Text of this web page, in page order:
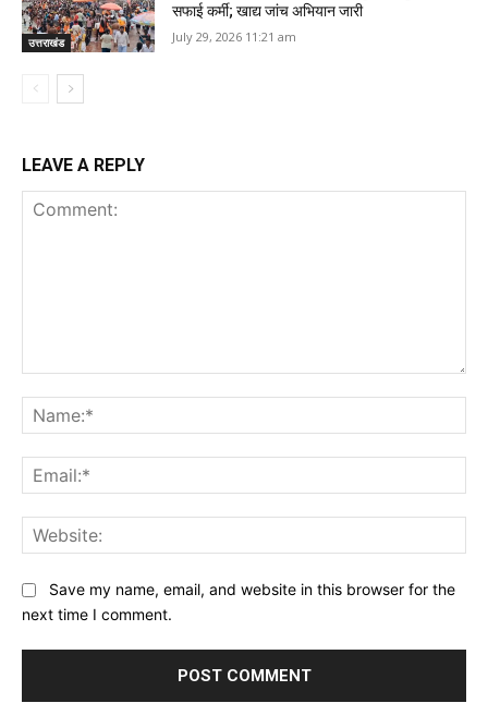
उत्तराखंड
सफाई कर्मी; खाद्य जांच अभियान जारी
July 29, 2026 11:21 am
LEAVE A REPLY
Save my name, email, and website in this browser for the
next time I comment.